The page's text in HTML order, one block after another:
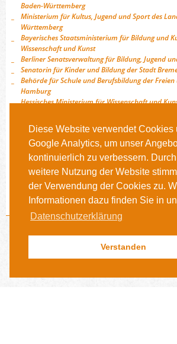
Diese Website verwendet Cookies
Google Analytics, um unser
kontinuierlich zu verbessern.
weitere Nutzung der Website
der Verwendung der Cookies zu.
Informationen dazu finden Sie in
Datenschutzerklärung
Verstanden
Baden-Württemberg
Ministerium für Kultus, Jugend und Sport des
Württemberg
Bayerisches Staatsministerium für Bildung und
Wissenschaft und Kunst
Berliner Senatsverwaltung für Bildung, Jugend
Senatorin für Kinder und Bildung der Stadt
Behörde für Schule und Berufsbildung der
Hamburg
Hessisches Ministerium für Wissenschaft und
Westfalen
Ministerium für Bildung, Wissenschaft und Kultur
Vorpommern
Kultusministerium des Landes Sachsen-Anhalt
Ministerium für Schule und Berufsbildung des
Holstein